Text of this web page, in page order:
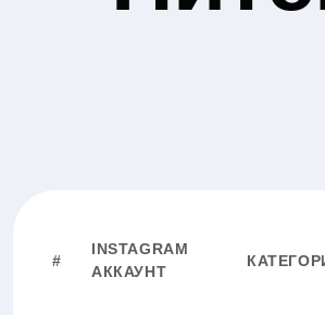
#
INSTAGRAM
АККАУНТ